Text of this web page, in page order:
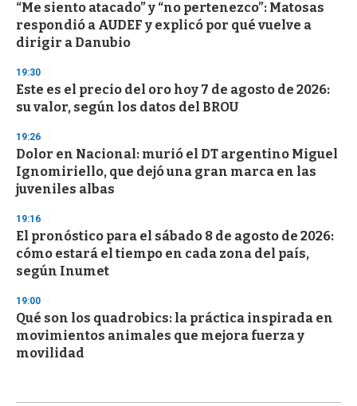
“Me siento atacado” y “no pertenezco”: Matosas
respondió a AUDEF y explicó por qué vuelve a
dirigir a Danubio
19:30
Este es el precio del oro hoy 7 de agosto de 2026:
su valor, según los datos del BROU
19:26
Dolor en Nacional: murió el DT argentino Miguel
Ignomiriello, que dejó una gran marca en las
juveniles albas
19:16
El pronóstico para el sábado 8 de agosto de 2026:
cómo estará el tiempo en cada zona del país,
según Inumet
19:00
Qué son los quadrobics: la práctica inspirada en
movimientos animales que mejora fuerza y
movilidad